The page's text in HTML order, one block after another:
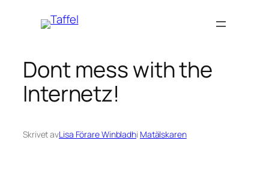
Dont mess with the
Internetz!
Skrivet avLisa Förare Winbladhi Matälskaren